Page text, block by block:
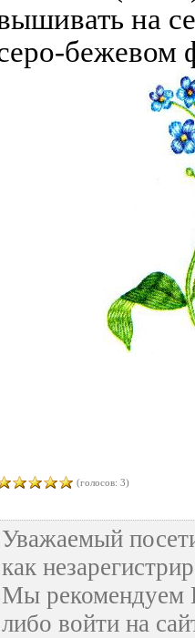
на
бежевом
(голосов: 3)
Уважаемый
как
Мы рекомендуем
либо войти на